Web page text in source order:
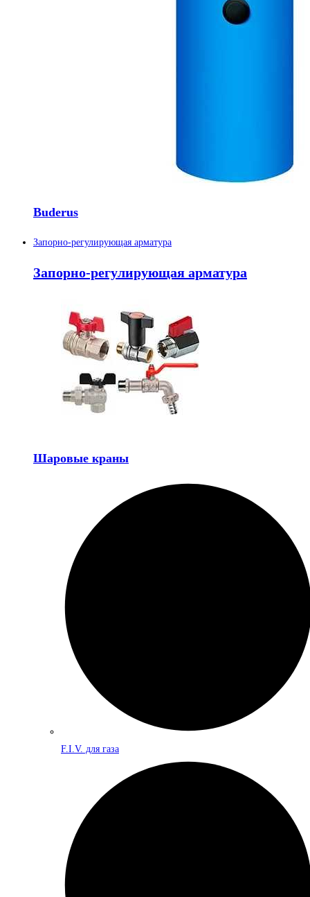
Buderus
Запорно-регулирующая арматура
Запорно-регулирующая арматура
Шаровые краны
F.I.V. для газа